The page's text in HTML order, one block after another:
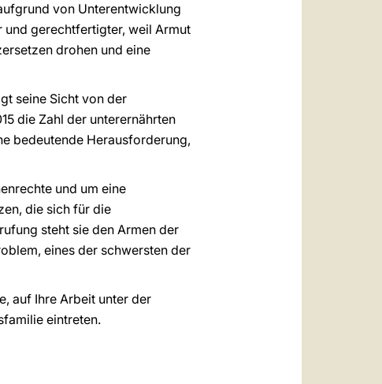
von Unterentwicklung
und gerechtfertigter, weil Armut
drohen und eine
seine Sicht von der
die Zahl der unterernährten
bedeutende Herausforderung,
und um eine
die sich für die
steht sie den Armen der
eines der schwersten der
auf Ihre Arbeit unter der
eintreten.